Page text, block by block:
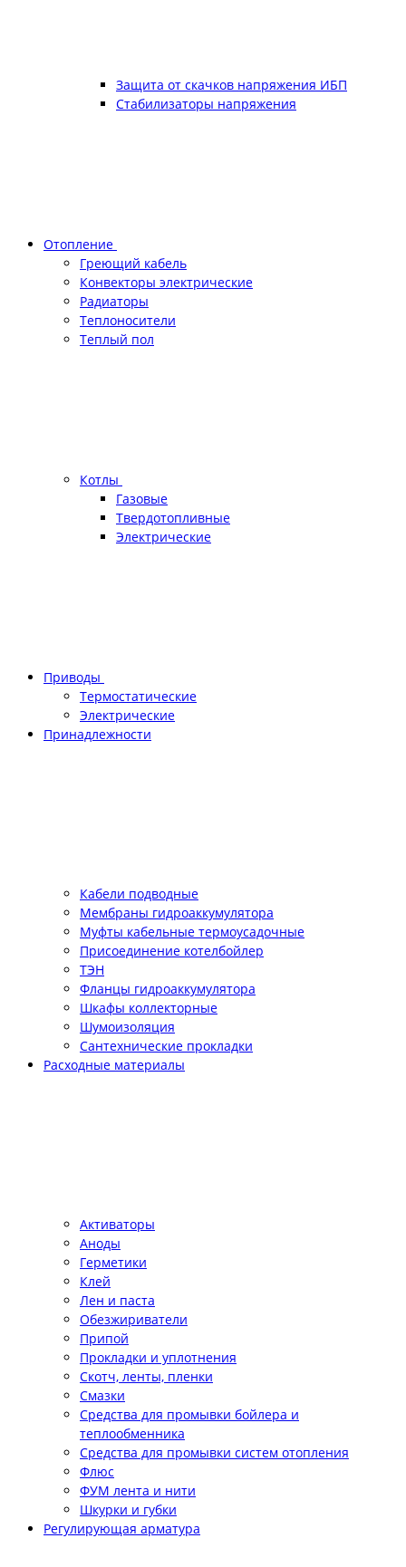
Защита от скачков напряжения ИБП
Стабилизаторы напряжения
Отопление
Греющий кабель
Конвекторы электрические
Радиаторы
Теплоносители
Теплый пол
Котлы
Газовые
Твердотопливные
Электрические
Приводы
Термостатические
Электрические
Принадлежности
Кабели подводные
Мембраны гидроаккумулятора
Муфты кабельные термоусадочные
Присоединение котелбойлер
ТЭН
Фланцы гидроаккумулятора
Шкафы коллекторные
Шумоизоляция
Сантехнические прокладки
Расходные материалы
Активаторы
Аноды
Герметики
Клей
Лен и паста
Обезжириватели
Припой
Прокладки и уплотнения
Скотч, ленты, пленки
Смазки
Средства для промывки бойлера и
теплообменника
Средства для промывки систем отопления
Флюс
ФУМ лента и нити
Шкурки и губки
Регулирующая арматура